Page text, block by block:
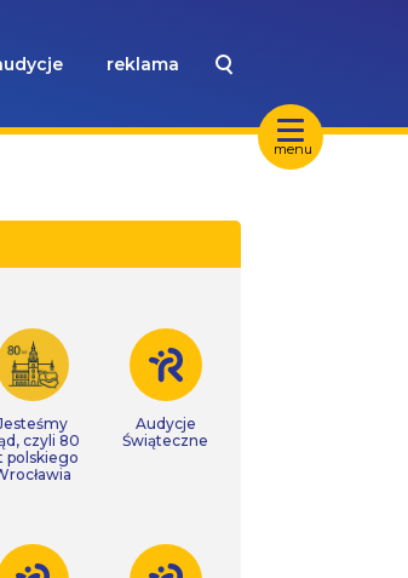
menu
reklama
czyli 80
polskiego
Audycje
Świąteczne